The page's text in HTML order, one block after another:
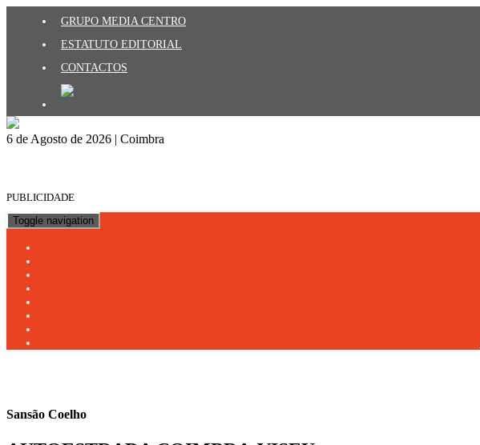
GRUPO MEDIA CENTRO
ESTATUTO EDITORIAL
CONTACTOS
6 de Agosto de 2026 | Coimbra
PUBLICIDADE
Toggle navigation
Sansão Coelho